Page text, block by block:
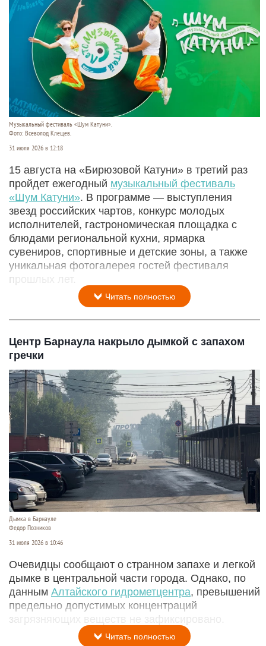
Музыкальный фестиваль «Шум Катуни».
Фото: Всеволод Клещев.
31 июля 2026 в 12:18
15 августа на «Бирюзовой Катуни» в третий раз
пройдет ежегодный музыкальный фестиваль
«Шум Катуни». В программе — выступления
звезд российских чартов, конкурс молодых
исполнителей, гастрономическая площадка с
блюдами региональной кухни, ярмарка
сувениров, спортивные и детские зоны, а также
уникальная фотогалерея гостей фестиваля
прошлых лет.
Читать полностью
Центр Барнаула накрыло дымкой с запахом
гречки
Дымка в Барнауле
Федор Позников
31 июля 2026 в 10:46
Очевидцы сообщают о странном запахе и легкой
дымке в центральной части города. Однако, по
данным Алтайского гидрометцентра, превышений
предельно допустимых концентраций
загрязняющих веществ не зафиксировано.
Читать полностью